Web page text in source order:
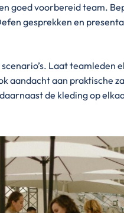
goed voorbereid team.
gesprekken en
Laat teamleden
aandacht aan praktische
de kleding op